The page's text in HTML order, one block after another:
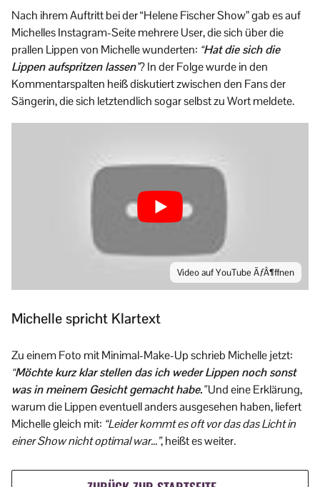
Nach ihrem Auftritt bei der “Helene Fischer Show” gab es auf
Michelles Instagram-Seite mehrere User, die sich über die
prallen Lippen von Michelle wunderten: “Hat die sich die
Lippen aufspritzen lassen”? In der Folge wurde in den
Kommentarspalten heiß diskutiert zwischen den Fans der
Sängerin, die sich letztendlich sogar selbst zu Wort meldete.
Video auf YouTube ÃƒÂ¶ffnen
Michelle spricht Klartext
Zu einem Foto mit Minimal-Make-Up schrieb Michelle jetzt:
“Möchte kurz klar stellen das ich weder Lippen noch sonst
was in meinem Gesicht gemacht habe.”Und eine Erklärung,
warum die Lippen eventuell anders ausgesehen haben, liefert
Michelle gleich mit: “Leider kommt es oft vor das das Licht in
einer Show nicht optimal war…”, heißt es weiter.